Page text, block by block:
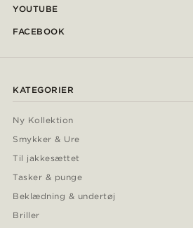
YOUTUBE
FACEBOOK
KATEGORIER
Ny Kollektion
Smykker & Ure
Til jakkesættet
Tasker & punge
Beklædning & undertøj
Briller